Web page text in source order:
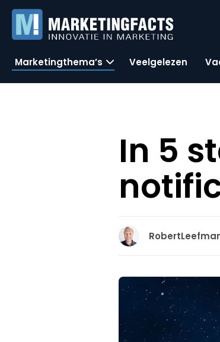
Marketingthema’s Veelgelezen
In 5